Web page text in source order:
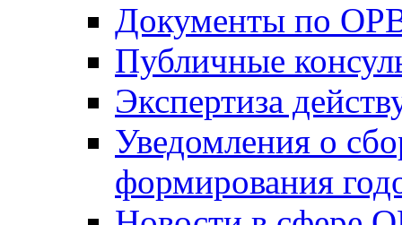
Документы по
Публичные
Экспертиза
Уведомления о
формирования